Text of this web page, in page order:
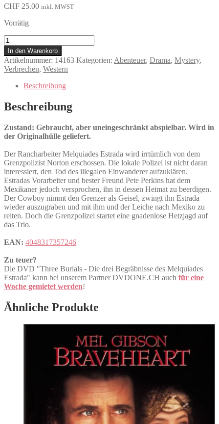
CHF 25.00 inkl. MWST
Vorrätig
Three
Burials
-
Die
drei
Begräbnisse
Melquiades
Estrada
In den Warenkorb
Artikelnummer: 14163 Kategorien: Abenteuer, Drama, Mystery,
Verbrechen, Western
Beschreibung
Beschreibung
Zustand: Gebraucht, aber uneingeschränkt abspielbar. Wird in
der Originalhülle geliefert.
Der Rancharbeiter Melquiades Estrada wird irrtümlich von dem
Grenzpolizist Norton erschossen. Die lokale Polizei ist nicht daran
interessiert, den Tod des illegalen Einwanderer aufzuklären.
Estradas Vorarbeiter und bester Freund Pete Perkins hat dem
Mexikaner jedoch versprochen, ihn in dessen Heimat zu beerdigen.
Der Cowboy nimmt den Grenzer als Geisel, zwingt ihn Estrada
wieder auszugraben und mit ihm und der Leiche nach Mexiko zu
reiten. Doch die Grenzpolizei startet eine gnadenlose Hetzjagd auf
das Trio.
EAN: 4048317357246
Zu teuer?
Die DVD "Three Burials - Die drei Begräbnisse des Melquiades
Estrada" kann bei unserem Partner DVDONE.CH auch für eine
Woche gemietet werden!
Ähnliche Produkte